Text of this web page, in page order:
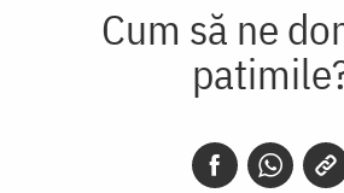
Cum să ne